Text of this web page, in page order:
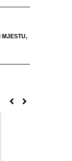
MJESTU,